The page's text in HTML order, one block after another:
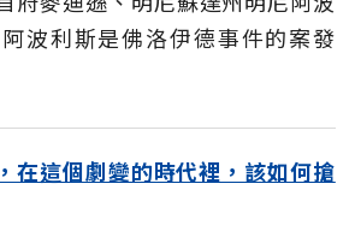
波利斯是佛洛伊德事件的案發
在這個劇變的時代裡，該如何搶